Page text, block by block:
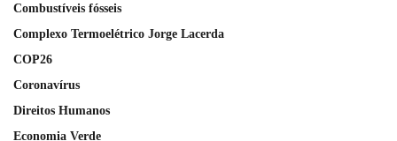
Combustíveis fósseis
Complexo Termoelétrico Jorge Lacerda
COP26
Coronavírus
Direitos Humanos
Economia Verde